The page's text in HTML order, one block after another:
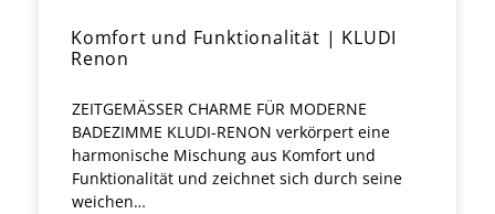
Komfort und Funktionalität | KLUDI
Renon
ZEITGEMÄSSER CHARME FÜR MODERNE
BADEZIMME KLUDI-RENON verkörpert eine
harmonische Mischung aus Komfort und
Funktionalität und zeichnet sich durch seine
weichen…